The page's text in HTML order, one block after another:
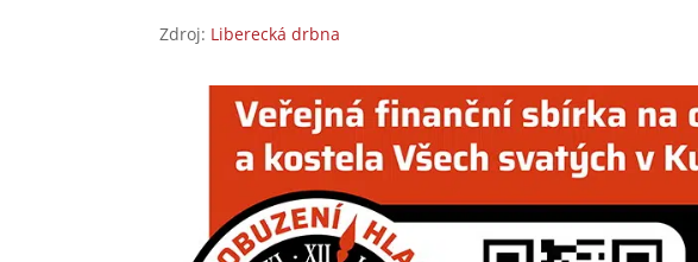
Zdroj: Liberecká drbna